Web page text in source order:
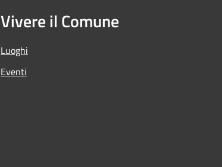
Vivere il Comune
Luoghi
Eventi